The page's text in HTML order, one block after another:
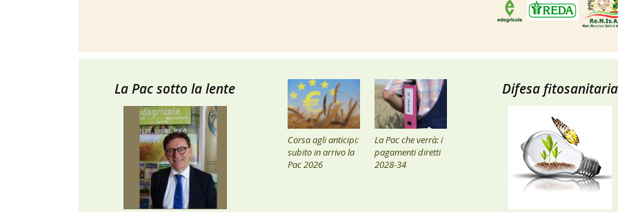
La Pac sotto la lente
Corsa agli anticipi:
subito in arrivo la
Pac 2026
La Pac che verrà: i
pagamenti diretti
2028-34
Difesa fitosanitaria